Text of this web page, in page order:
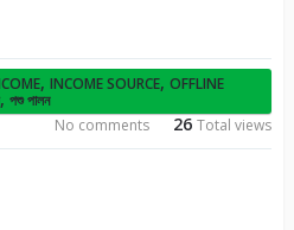
, INCOME SOURCE, OFFLINE
, পশু পালন
26Total views
No comments